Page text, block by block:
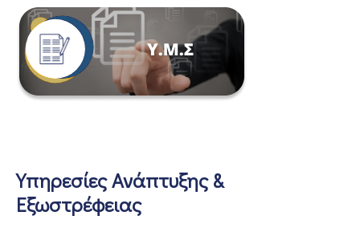
Υπηρεσίες Ανάπτυξης &
Εξωστρέφειας